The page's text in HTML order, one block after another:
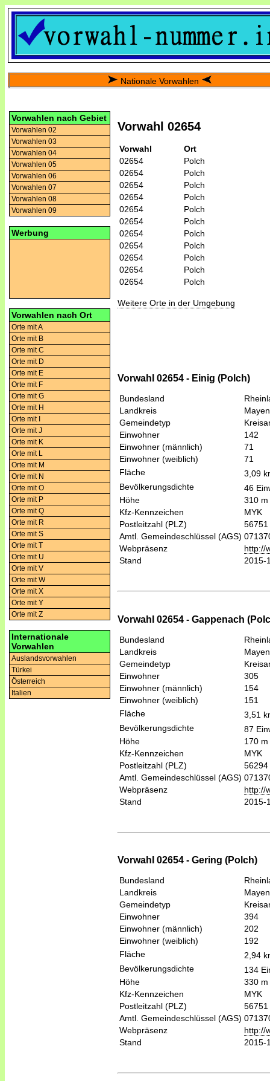
Nationale Vorwahlen
Vorwahlen nach Gebiet
Vorwahlen 02
Vorwahlen 03
Vorwahlen 04
Vorwahlen 05
Vorwahlen 06
Vorwahlen 07
Vorwahlen 08
Vorwahlen 09
Werbung
Vorwahlen nach Ort
Orte mit A
Orte mit B
Orte mit C
Orte mit D
Orte mit E
Orte mit F
Orte mit G
Orte mit H
Orte mit I
Orte mit J
Orte mit K
Orte mit L
Orte mit M
Orte mit N
Orte mit O
Orte mit P
Orte mit Q
Orte mit R
Orte mit S
Orte mit T
Orte mit U
Orte mit V
Orte mit W
Orte mit X
Orte mit Y
Orte mit Z
Internationale
Vorwahlen
Auslandsvorwahlen
Türkei
Österreich
Italien
Vorwahl 02654
Vorwahl
Ort
02654
Polch
02654
Polch
02654
Polch
02654
Polch
02654
Polch
02654
Polch
02654
Polch
02654
Polch
02654
Polch
02654
Polch
02654
Polch
Weitere Orte in der Umgebung
Vorwahl 02654 - Einig (Polch)
Bundesland
Landkreis
Gemeindetyp
Einwohner
142
Einwohner (männlich)
71
Einwohner (weiblich)
71
Fläche
3,09
Bevölkerungsdichte
46
Höhe
310 m
Kfz-Kennzeichen
MYK
Postleitzahl (PLZ)
56751
Amtl. Gemeindeschlüssel (AGS)
Webpräsenz
http://
Stand
2015-
Vorwahl 02654 - Gappenach
Bundesland
Landkreis
Gemeindetyp
Einwohner
305
Einwohner (männlich)
154
Einwohner (weiblich)
151
Fläche
3,51
Bevölkerungsdichte
87
Höhe
170
Kfz-Kennzeichen
MYK
Postleitzahl (PLZ)
56294
Amtl. Gemeindeschlüssel (AGS)
Webpräsenz
http://
Stand
2015-
Vorwahl 02654 - Gering (Polch)
Bundesland
Landkreis
Gemeindetyp
Einwohner
394
Einwohner (männlich)
202
Einwohner (weiblich)
192
Fläche
2,94
Bevölkerungsdichte
134
Höhe
330 m
Kfz-Kennzeichen
MYK
Postleitzahl (PLZ)
56751
Amtl. Gemeindeschlüssel (AGS)
Webpräsenz
http://
Stand
2015-